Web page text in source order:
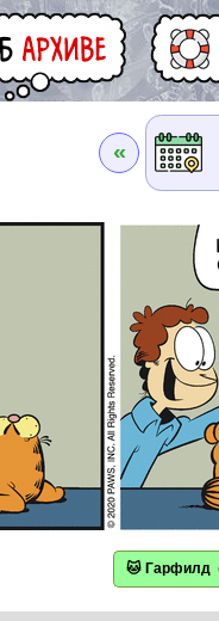
«
🐱 Гарфилд